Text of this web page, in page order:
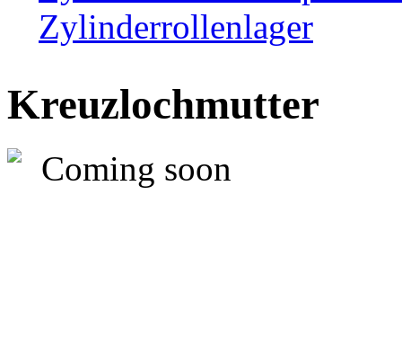
Zylinderrollenlager
Kreuzlochmutter